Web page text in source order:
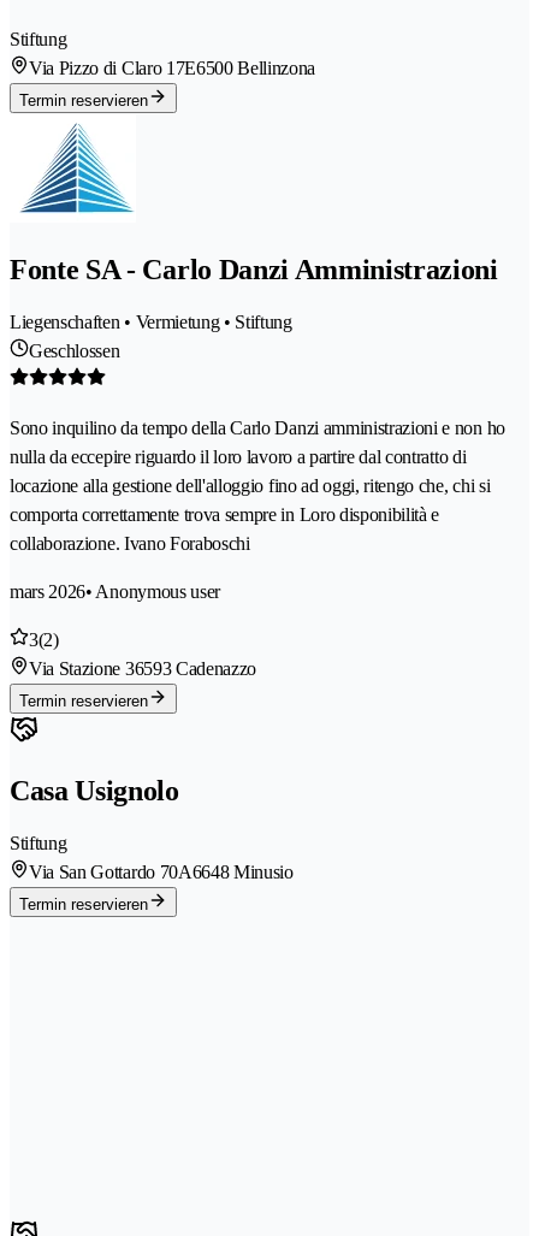
Stiftung
Via Pizzo di Claro 17E6500 Bellinzona
Termin reservieren
Fonte SA - Carlo Danzi Amministrazioni
Liegenschaften • Vermietung • Stiftung
Geschlossen
Sono inquilino da tempo della Carlo Danzi amministrazioni e non ho
nulla da eccepire riguardo il loro lavoro a partire dal contratto di
locazione alla gestione dell'alloggio fino ad oggi, ritengo che, chi si
comporta correttamente trova sempre in Loro disponibilità e
collaborazione. Ivano Foraboschi
mars 2026• Anonymous user
3(2)
Via Stazione 36593 Cadenazzo
Termin reservieren
Casa Usignolo
Stiftung
Via San Gottardo 70A6648 Minusio
Termin reservieren